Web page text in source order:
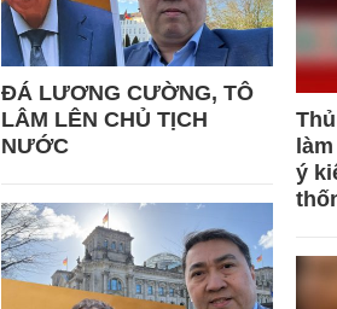
ĐÁ LƯƠNG CƯỜNG, TÔ
LÂM LÊN CHỦ TỊCH
NƯỚC
ý